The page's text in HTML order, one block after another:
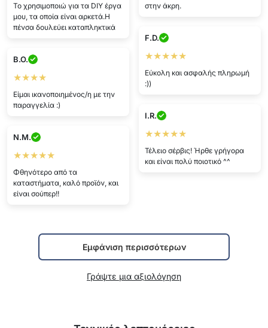
στην άκρη.
Το χρησιμοποιώ για τα DIY έργα
μου, τα οποία είναι αρκετά.Η
πένσα δουλεύει καταπληκτικά
F.D.
★★★★★
Εύκολη και ασφαλής πληρωμή
:))
B.O.
★★★★
Είμαι ικανοποιημένος/η με την
παραγγελία :)
I.R.
★★★★★
Τέλειο σέρβις! Ήρθε γρήγορα
και είναι πολύ ποιοτικό ^^
N.M.
★★★★★
Φθηνότερο από τα
καταστήματα, καλό προϊόν, και
είναι σούπερ!!
Εμφάνιση περισσότερων
Γράψτε μια αξιολόγηση